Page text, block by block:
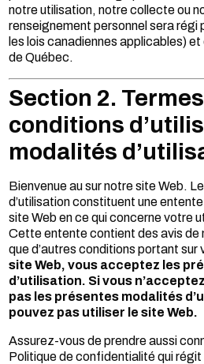
notre utilisation, notre collecte ou
renseignement personnel sera régi
les lois canadiennes applicables)
de Québec.
Section 2.
conditions
modalités
Bienvenue au sur notre site Web.
d’utilisation constituent une
site Web en ce qui concerne votre
Cette entente contient des avis de
que d’autres conditions portant sur
site Web, vous acceptez les
d’utilisation. Si vous
pas les présentes modalités
pouvez pas utiliser le site Web.
Assurez-vous de prendre aussi
Politique de confidentialité qui régit